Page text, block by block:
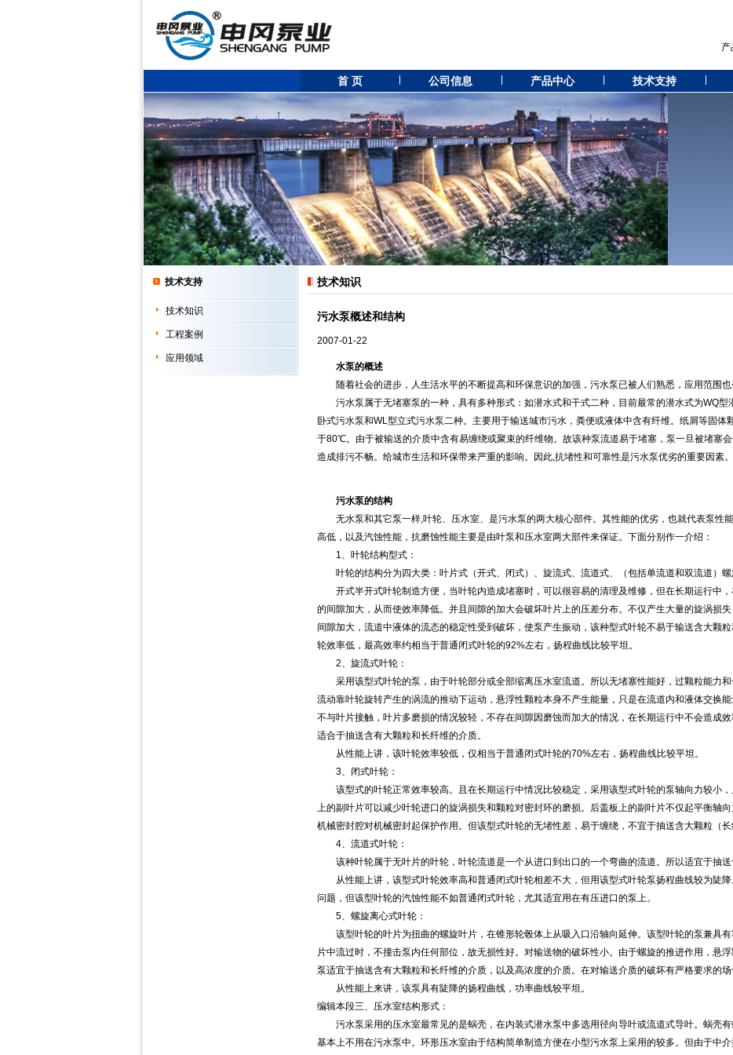
产
首 页 公司信息 产品中心 技术支持
技术支持
技术知识
工程案例
应用领域
技术知识
污水泵概述和结构
2007-01-22
水泵的概述
随着社会的进步，人生活水平的不断提高和环保意识的加强，污水泵已被人们熟悉，应用范围也
污水泵属于无堵塞泵的一种，具有多种形式：如潜水式和干式二种，目前最常的潜水式为WQ型
卧式污水泵和WL型立式污水泵二种。主要用于输送城市污水，粪便或液体中含有纤维。纸屑等固体
于80℃。由于被输送的介质中含有易缠绕或聚束的纤维物。故该种泵流道易于堵塞，泵一旦被堵塞
造成排污不畅。给城市生活和环保带来严重的影响。因此,抗堵性和可靠性是污水泵优劣的重要因素。
污水泵的结构
无水泵和其它泵一样,叶轮、压水室、是污水泵的两大核心部件。其性能的优劣，也就代表泵性
高低，以及汽蚀性能，抗磨蚀性能主要是由叶泵和压水室两大部件来保证。下面分别作一介绍：
1、叶轮结构型式：
叶轮的结构分为四大类：叶片式（开式、闭式）、旋流式、流道式、（包括单流道和双流道）螺
开式半开式叶轮制造方便，当叶轮内造成堵塞时，可以很容易的清理及维修，但在长期运行中
的间隙加大，从而使效率降低。并且间隙的加大会破坏叶片上的压差分布。不仅产生大量的旋涡损
间隙加大，流道中液体的流态的稳定性受到破坏，使泵产生振动，该种型式叶轮不易于输送含大颗
轮效率低，最高效率约相当于普通闭式叶轮的92%左右，扬程曲线比较平坦。
2、旋流式叶轮：
采用该型式叶轮的泵，由于叶轮部分或全部缩离压水室流道。所以无堵塞性能好，过颗粒能力和
流动靠叶轮旋转产生的涡流的推动下运动，悬浮性颗粒本身不产生能量，只是在流道内和液体交换
不与叶片接触，叶片多磨损的情况较轻，不存在间隙因磨蚀而加大的情况，在长期运行中不会造成
适合于抽送含有大颗粒和长纤维的介质。
从性能上讲，该叶轮效率较低，仅相当于普通闭式叶轮的70%左右，扬程曲线比较平坦。
3、闭式叶轮：
该型式的叶轮正常效率较高。且在长期运行中情况比较稳定，采用该型式叶轮的泵轴向力较小，
上的副叶片可以减少叶轮进口的旋涡损失和颗粒对密封环的磨损。后盖板上的副叶片不仅起平衡轴
机械密封腔对机械密封起保护作用。但该型式叶轮的无堵性差，易于缠绕，不宜于抽送含大颗粒（长
4、流道式叶轮：
该种叶轮属于无叶片的叶轮，叶轮流道是一个从进口到出口的一个弯曲的流道。所以适宜于抽送
从性能上讲，该型式叶轮效率高和普通闭式叶轮相差不大，但用该型式叶轮泵扬程曲线较为陡降
问题，但该型叶轮的汽蚀性能不如普通闭式叶轮，尤其适宜用在有压进口的泵上。
5、螺旋离心式叶轮：
该型叶轮的叶片为扭曲的螺旋叶片，在锥形轮毂体上从吸入口沿轴向延伸。该型叶轮的泵兼具
片中流过时，不撞击泵内任何部位，故无损性好。对输送物的破坏性小。由于螺旋的推进作用，悬
泵适宜于抽送含有大颗粒和长纤维的介质，以及高浓度的介质。在对输送介质的破坏有严格要求的场
从性能上来讲，该泵具有陡降的扬程曲线，功率曲线较平坦。
编辑本段三、压水室结构形式：
污水泵采用的压水室最常见的是蜗壳，在内装式潜水泵中多选用径向导叶或流道式导叶。蜗壳
基本上不用在污水泵中。环形压水室由于结构简单制造方便在小型污水泵上采用的较多。但由于中